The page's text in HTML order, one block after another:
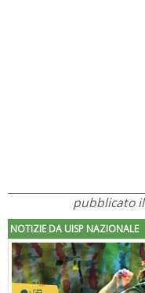
pubblicato
NOTIZIE DA UISP NAZIONALE